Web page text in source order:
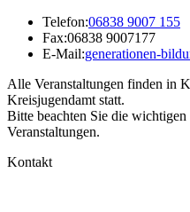
Telefon:06838 9007 155
Fax:06838 9007177
E-Mail:generationen-
Alle Veranstaltungen finden in
Kreisjugendamt statt.
Bitte beachten Sie die
Veranstaltungen.
Kontakt